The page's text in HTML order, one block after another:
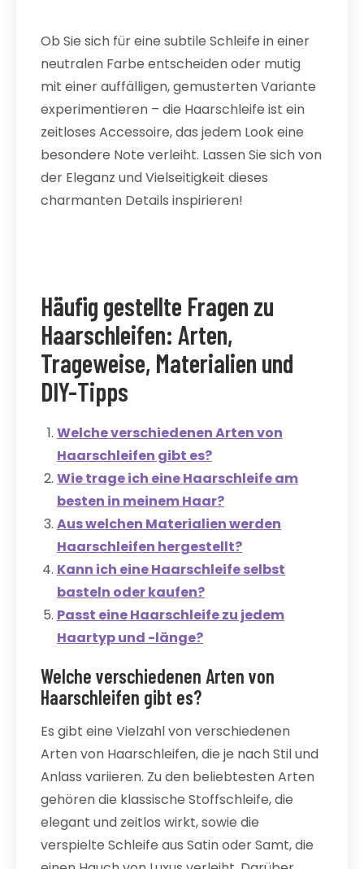
Ob Sie sich für eine subtile Schleife in einer
neutralen Farbe entscheiden oder mutig
mit einer auffälligen, gemusterten Variante
experimentieren – die Haarschleife ist ein
zeitloses Accessoire, das jedem Look eine
besondere Note verleiht. Lassen Sie sich von
der Eleganz und Vielseitigkeit dieses
charmanten Details inspirieren!
Häufig gestellte Fragen zu
Haarschleifen: Arten,
Trageweise, Materialien und
DIY-Tipps
Welche verschiedenen Arten von
Haarschleifen gibt es?
Wie trage ich eine Haarschleife am
besten in meinem Haar?
Aus welchen Materialien werden
Haarschleifen hergestellt?
Kann ich eine Haarschleife selbst
basteln oder kaufen?
Passt eine Haarschleife zu jedem
Haartyp und -länge?
Welche verschiedenen Arten von
Haarschleifen gibt es?
Es gibt eine Vielzahl von verschiedenen
Arten von Haarschleifen, die je nach Stil und
Anlass variieren. Zu den beliebtesten Arten
gehören die klassische Stoffschleife, die
elegant und zeitlos wirkt, sowie die
verspielte Schleife aus Satin oder Samt, die